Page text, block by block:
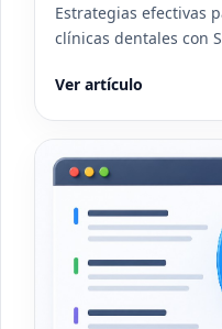
Estrategias efectivas
clínicas dentales con
Ver artículo